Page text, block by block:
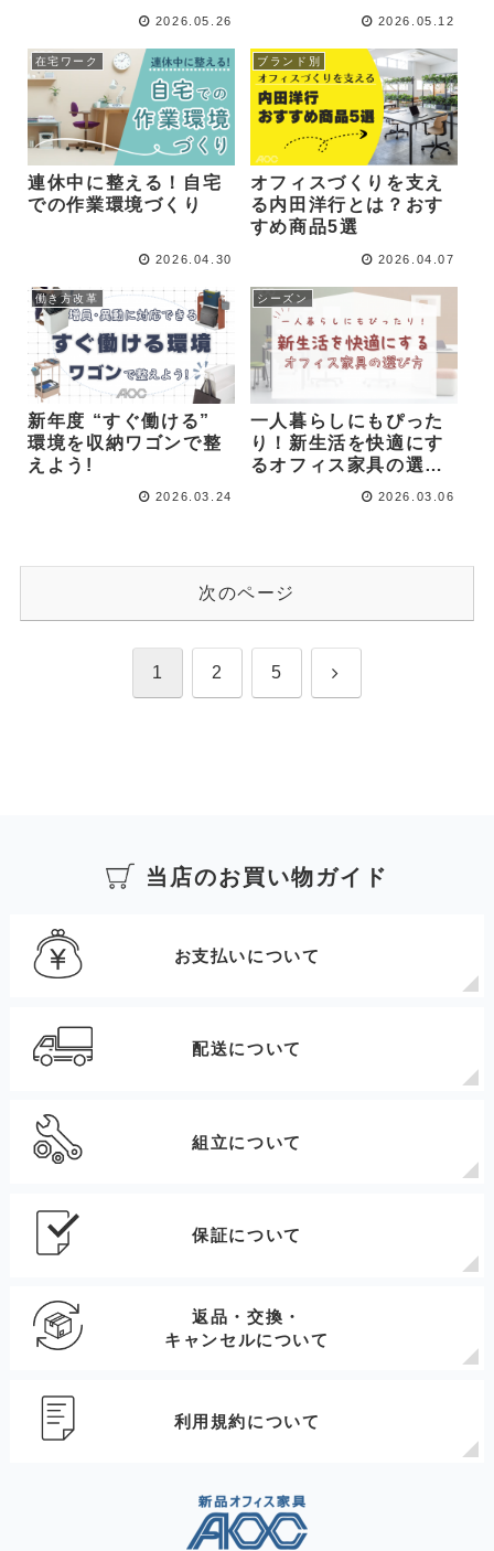
2026.05.26 2026.05.12
在宅ワーク
連休中に整える！自宅
での作業環境づくり
2026.04.30
ブランド別
オフィスづくりを支え
る内田洋行とは？おす
すめ商品5選
2026.04.07
働き方改革
新年度 “すぐ働ける”
環境を収納ワゴンで整
えよう!
2026.03.24
シーズン
一人暮らしにもぴった
り！新生活を快適にす
るオフィス家具の選び
2026.03.06
次のページ
1 2 5 次
当店のお買い物ガイド
お支払いについて
配送について
組立について
保証について
返品・交換・
キャンセルについて
利用規約について